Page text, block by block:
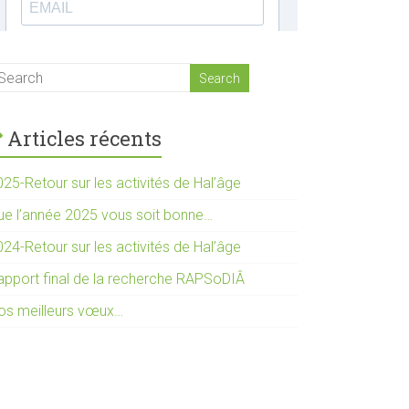
Articles récents
Retour sur les activités de Hal’âge
l’année 2025 vous soit bonne…
Retour sur les activités de Hal’âge
final de la recherche RAPSoDIÂ
meilleurs vœux…